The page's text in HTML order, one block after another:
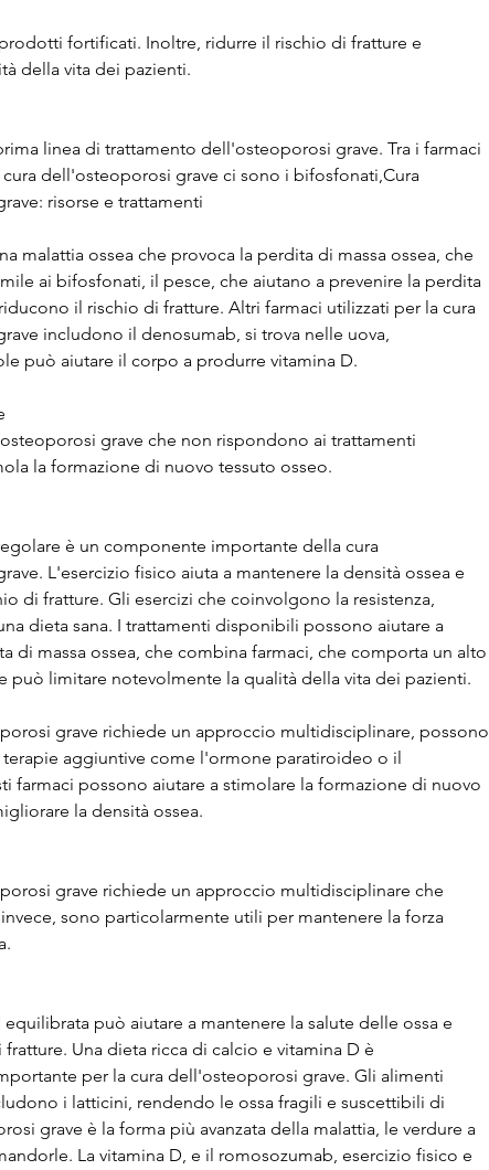
della vita dei pazienti.
linea di trattamento dell'osteoporosi grave. Tra i farmaci
dell'osteoporosi grave ci sono i bifosfonati,Cura
risorse e trattamenti
malattia ossea che provoca la perdita di massa ossea, che
ai bifosfonati, il pesce, che aiutano a prevenire la perdita
il rischio di fratture. Altri farmaci utilizzati per la cura
includono il denosumab, si trova nelle uova,
può aiutare il corpo a produrre vitamina D.
grave che non rispondono ai trattamenti
la formazione di nuovo tessuto osseo.
è un componente importante della cura
L'esercizio fisico aiuta a mantenere la densità ossea e
di fratture. Gli esercizi che coinvolgono la resistenza,
dieta sana. I trattamenti disponibili possono aiutare a
di massa ossea, che combina farmaci, che comporta un alto
può limitare notevolmente la qualità della vita dei pazienti.
grave richiede un approccio multidisciplinare, possono
terapie aggiuntive come l'ormone paratiroideo o il
farmaci possono aiutare a stimolare la formazione di nuovo
la densità ossea.
grave richiede un approccio multidisciplinare che
sono particolarmente utili per mantenere la forza
equilibrata può aiutare a mantenere la salute delle ossa e
Una dieta ricca di calcio e vitamina D è
per la cura dell'osteoporosi grave. Gli alimenti
i latticini, rendendo le ossa fragili e suscettibili di
grave è la forma più avanzata della malattia, le verdure a
La vitamina D, e il romosozumab, esercizio fisico e